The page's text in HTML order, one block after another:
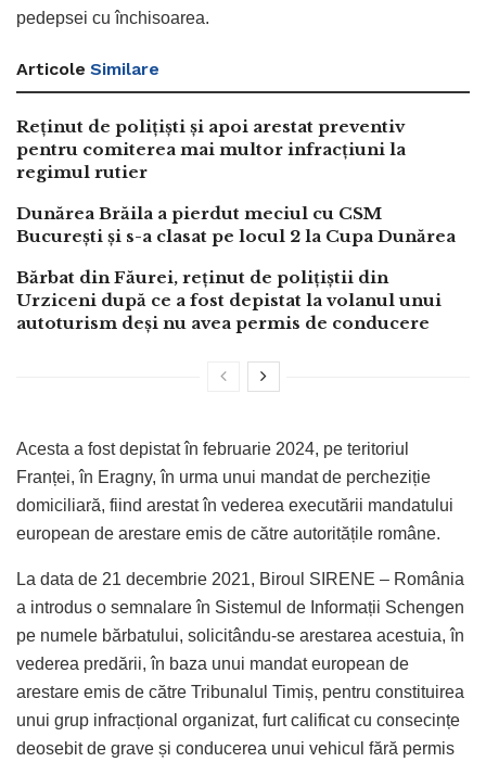
pedepsei cu închisoarea.
Articole Similare
Reținut de polițiști și apoi arestat preventiv
pentru comiterea mai multor infracțiuni la
regimul rutier
Dunărea Brăila a pierdut meciul cu CSM
București și s-a clasat pe locul 2 la Cupa Dunărea
Bărbat din Făurei, reținut de polițiștii din
Urziceni după ce a fost depistat la volanul unui
autoturism deși nu avea permis de conducere
Acesta a fost depistat în februarie 2024, pe teritoriul
Franței, în Eragny, în urma unui mandat de percheziție
domiciliară, fiind arestat în vederea executării mandatului
european de arestare emis de către autoritățile române.
La data de 21 decembrie 2021, Biroul SIRENE – România
a introdus o semnalare în Sistemul de Informații Schengen
pe numele bărbatului, solicitându-se arestarea acestuia, în
vederea predării, în baza unui mandat european de
arestare emis de către Tribunalul Timiș, pentru constituirea
unui grup infracțional organizat, furt calificat cu consecințe
deosebit de grave și conducerea unui vehicul fără permis